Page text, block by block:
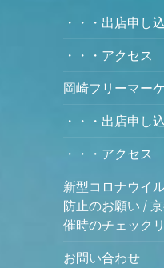
・・・出店申し
・・・アクセス
岡崎フリーマー
・・・出店申し
・・・アクセス
新型コロナウイ
防止のお願い /
催時のチェック
お問い合わせ